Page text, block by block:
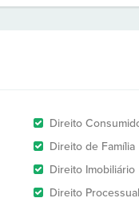
Direito
Direito de Família
Direito Imobiliário
Direito